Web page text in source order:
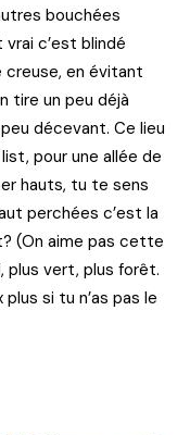
bouchées
vrai c’est blindé
creuse, en évitant
tire un peu déjà
décevant. Ce lieu
pour une allée de
hauts, tu te sens
perchées c’est la
(On aime pas cette
plus vert, plus forêt.
si tu n’as pas le